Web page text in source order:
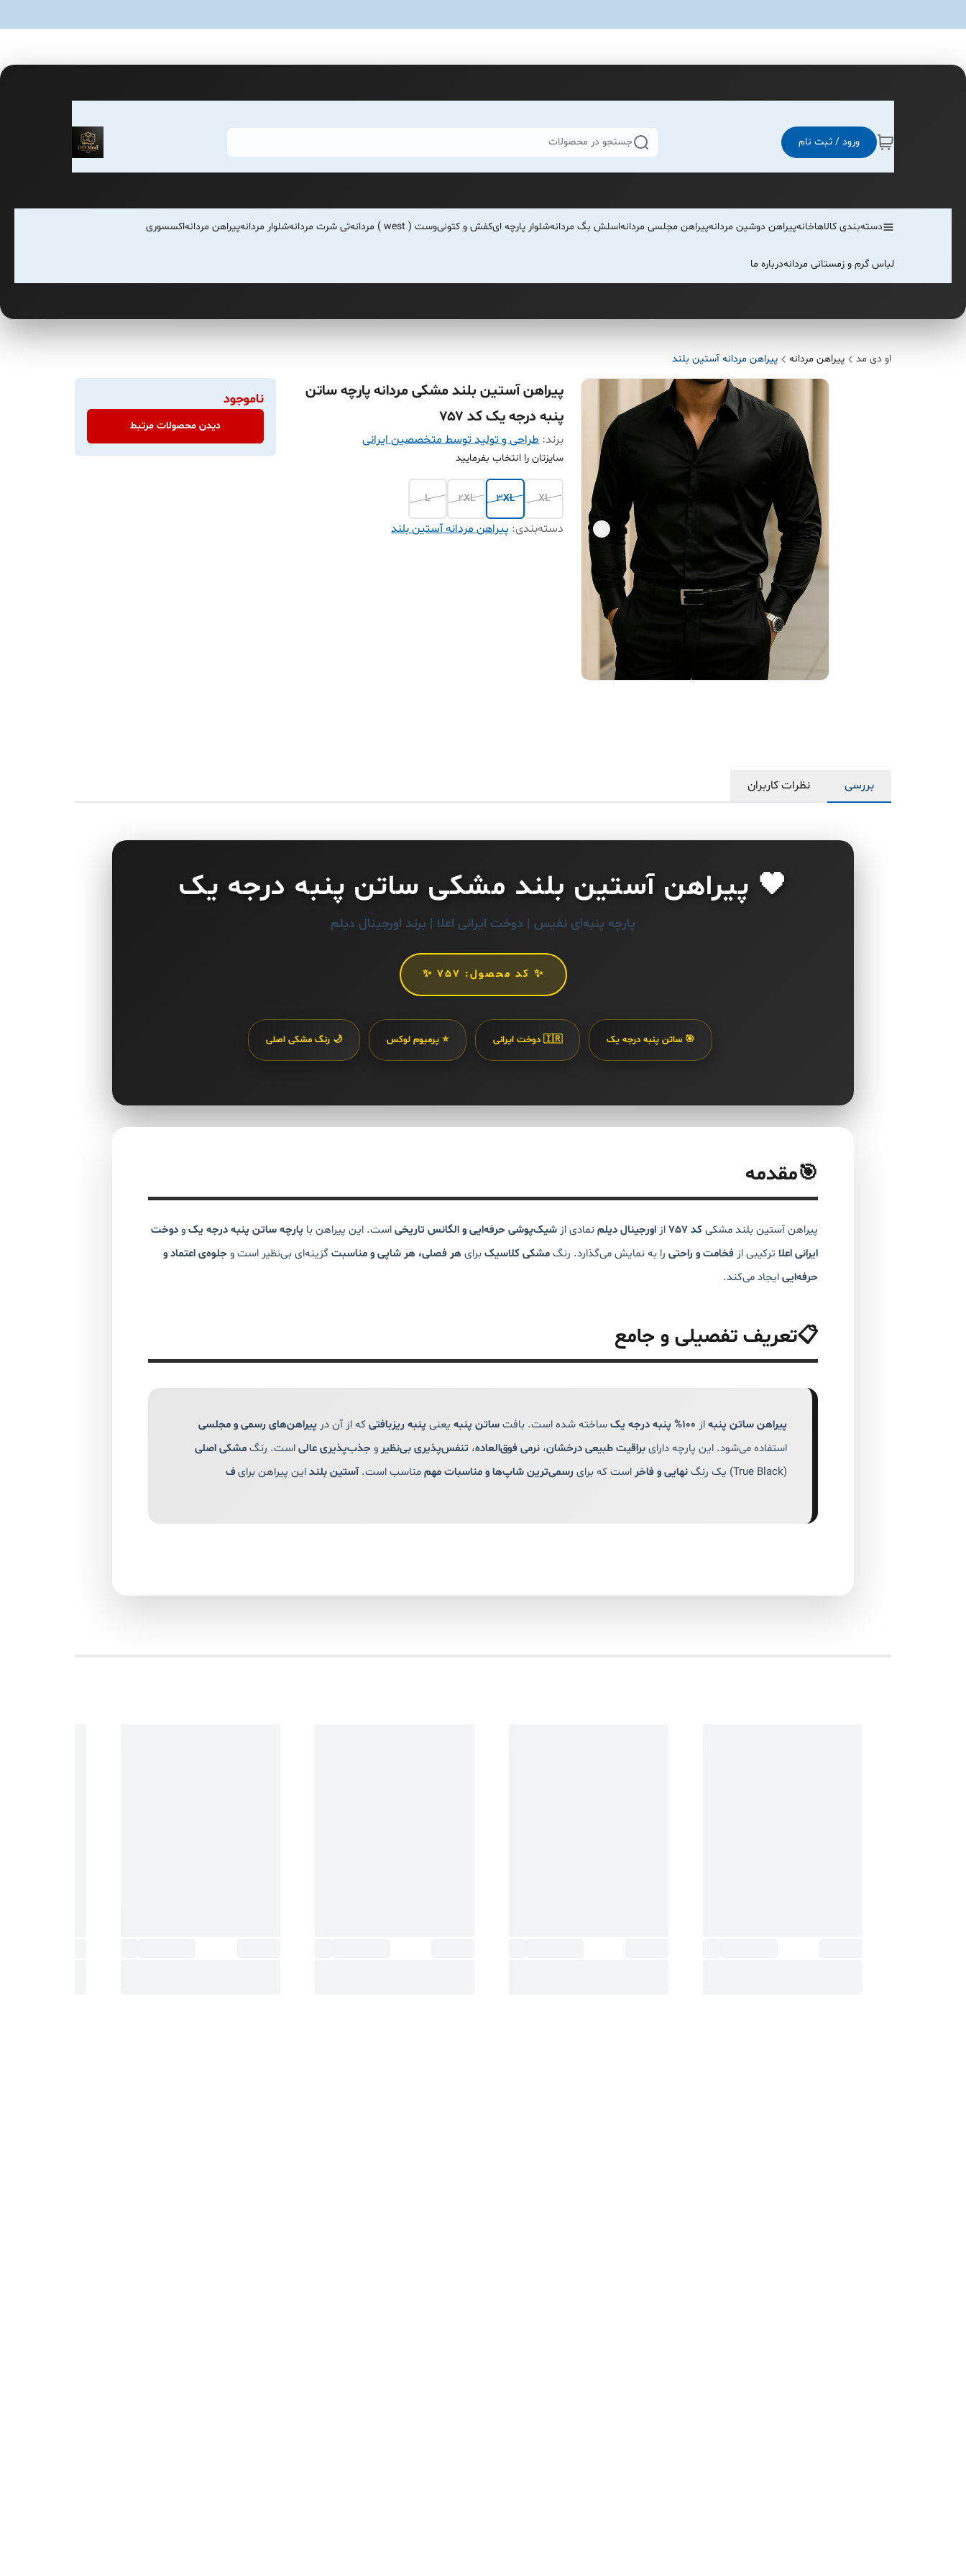
ورود / ثبت نام جستجو در محصولات
دسته‌بندی کالاهاخانهپیراهن دوشین مردانهپیراهن مجلسی مردانهاسلش بگ مردانهشلوار پارچه ایکفش و کتونیوست ( west ) مردانه تی شرت مردانهشلوار مردانهپیراهن مردانهاکسسوری
لباس گرم و زمستانی مردانهدرباره ما
او دی مد پیراهن مردانه پیراهن مردانه آستین بلند
پیراهن آستین بلند مشکی مردانه پارچه ساتن
پنبه درجه یک کد ۷۵۷
برند: طراحی و تولید توسط متخصصین ایرانی
سایزتان را انتخاب بفرمایید
XL
3XL
2XL
L
دسته‌بندی:پیراهن مردانه آستین بلند
ناموجود
دیدن محصولات مرتبط
بررسی نظرات کاربران
🖤 پیراهن آستین بلند مشکی ساتن پنبه درجه یک
پارچه پنبه‌ای نفیس | دوخت ایرانی اعلا | برند اورجینال دیلم
✨ کد محصول: 757 ✨
🎯 ساتن پنبه درجه یک 🇮🇷 دوخت ایرانی ⭐ پرمیوم لوکس 🌙 رنگ مشکی اصلی
🎯مقدمه
پیراهن آستین بلند مشکیکد 757 از اورجینال دیلمنمادی از شیک‌پوشی حرفه‌ایی و الگانس تاریخیاست. این پیراهن با پارچه ساتن پنبه درجه یکودوخت
ایرانی اعلا ترکیبی از فخامت و راحتی را به نمایش می‌گذارد. رنگمشکی کلاسیکبرای هر فصلی، هر شاپی و مناسبتگزینه‌ای بی‌نظیر است وجلوه‌ی اعتماد و
حرفه‌اییایجاد می‌کند.
📋تعریف تفصیلی و جامع
پیراهن ساتن پنبهاز ۱۰۰% پنبه درجه یک ساخته شده است. بافتساتن پنبه یعنی پنبه ریز‌بافتیکه از آن در پیراهن‌های رسمی و مجلسی
استفاده می‌شود. این پارچه دارایبراقیت طبیعی درخشان، نرمی فوق‌العاده، تنفس‌پذیری بی‌نظیروجذب‌پذیری عالیاست. رنگمشکی اصلی
(True Black) یک رنگ
نهایی و فاخراست که برای رسمی‌ترین شاپ‌ها و مناسبات مهممناسب است.آستین بلنداین پیراهن برایف